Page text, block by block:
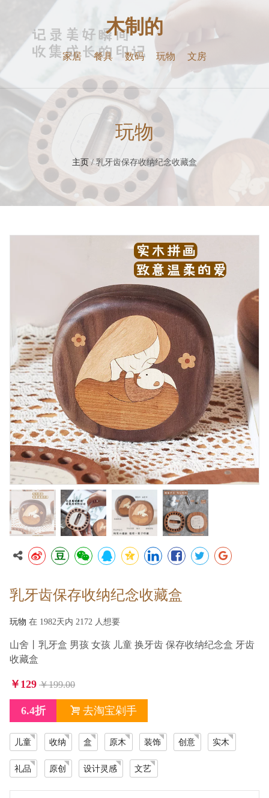
木制的
家居 餐具 数码 玩物 文房
玩物
主页/ 乳牙齿保存收纳纪念收藏盒
博 豆 微 鹅 ★ 领 脸 推 谷
乳牙齿保存收纳纪念收藏盒
玩物 在 1982天内 2172 人想要
山舍丨乳牙盒 男孩 女孩 儿童 换牙齿 保存收纳纪念盒 牙齿
收藏盒
￥129 ￥199.00
6.4折 去淘宝剁手
儿童 收纳 盒 原木 装饰 创意 实木
礼品 原创 设计灵感 文艺